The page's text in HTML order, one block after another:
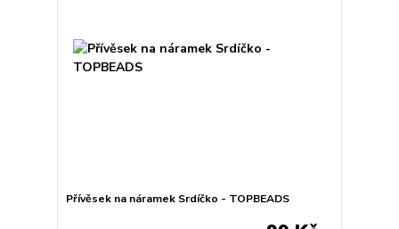
Přívěsek na náramek Srdíčko - TOPBEADS